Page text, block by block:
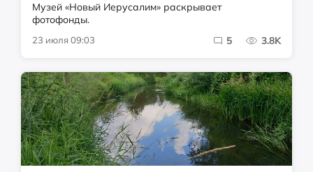
Музей «Новый Иерусалим» раскрывает
фотофонды.
23 июля 09:03 5 3.8K